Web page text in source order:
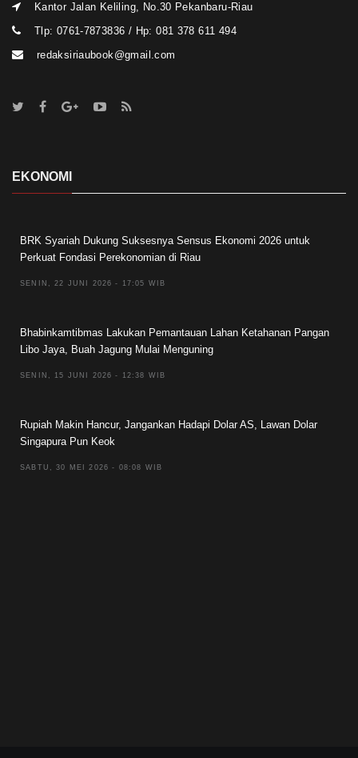
Kantor Jalan Keliling, No.30 Pekanbaru-Riau
Tlp: 0761-7873836 / Hp: 081 378 611 494
redaksiriaubook@gmail.com
EKONOMI
BRK Syariah Dukung Suksesnya Sensus Ekonomi 2026 untuk
Perkuat Fondasi Perekonomian di Riau
SENIN, 22 JUNI 2026 - 17:05 WIB
Bhabinkamtibmas Lakukan Pemantauan Lahan Ketahanan Pangan
Libo Jaya, Buah Jagung Mulai Menguning
SENIN, 15 JUNI 2026 - 12:38 WIB
Rupiah Makin Hancur, Jangankan Hadapi Dolar AS, Lawan Dolar
Singapura Pun Keok
SABTU, 30 MEI 2026 - 08:08 WIB